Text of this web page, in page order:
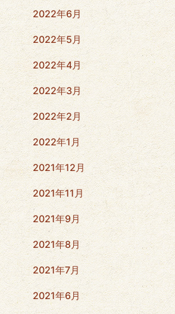
2022年6月
2022年5月
2022年4月
2022年3月
2022年2月
2022年1月
2021年12月
2021年11月
2021年9月
2021年8月
2021年7月
2021年6月